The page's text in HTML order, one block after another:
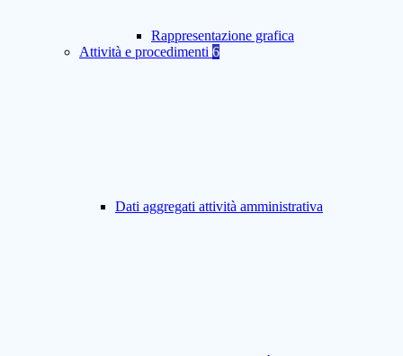
Rappresentazione grafica
Attività e procedimenti 6
Dati aggregati attività amministrativa